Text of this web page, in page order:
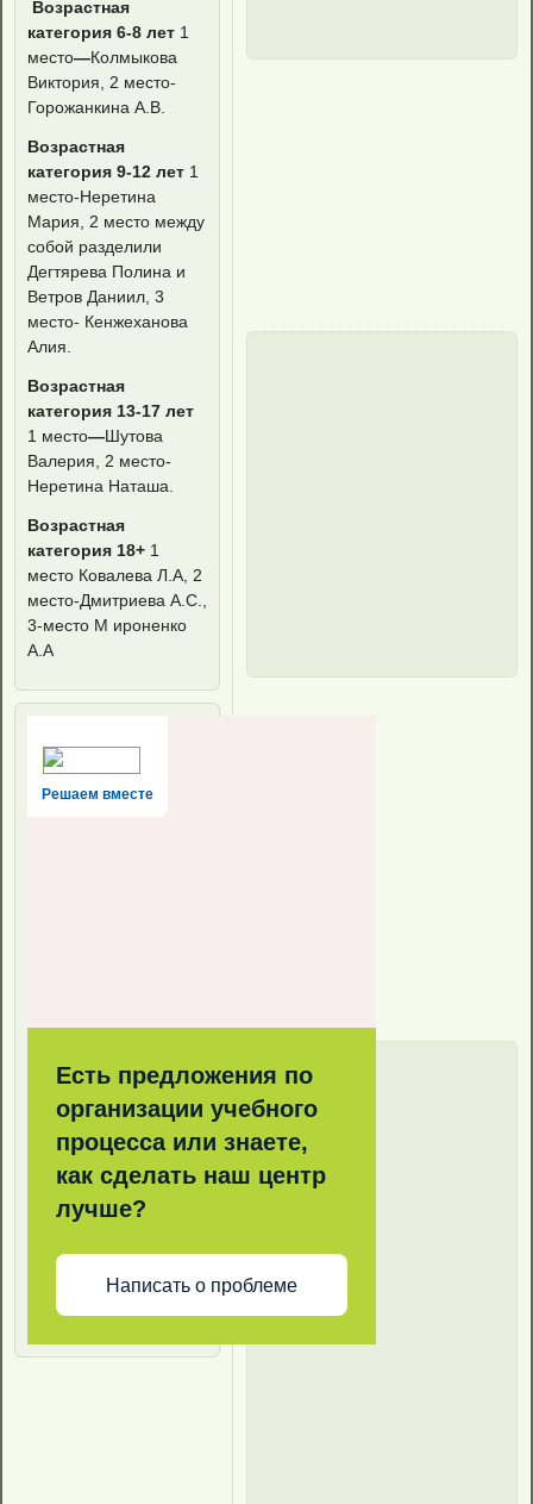
Возрастная
категория 6-8 лет 1
место—Колмыкова
Виктория, 2 место-
Горожанкина А.В.
Возрастная
категория 9-12 лет 1
место-Неретина
Мария, 2 место между
собой разделили
Дегтярева Полина и
Ветров Даниил, 3
место- Кенжеханова
Алия.
Возрастная
категория 13-17 лет
1 место—Шутова
Валерия, 2 место-
Неретина Наташа.
Возрастная
категория 18+ 1
место Ковалева Л.А, 2
место-Дмитриева А.С.,
3-место М ироненко
А.А
Решаем вместе
Есть предложения по
организации учебного
процесса или знаете,
как сделать наш центр
лучше?
Написать о проблеме